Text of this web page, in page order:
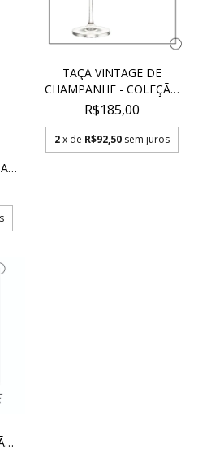
TAÇA VINTAGE DE
CHAMPANHE - COLEÇÃO
INSE...
R$185,00
2x de R$92,50 sem juros